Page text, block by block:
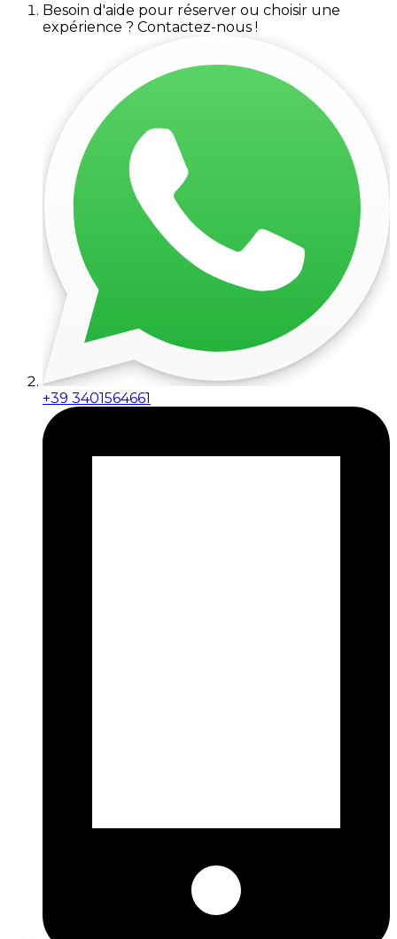
Besoin d'aide pour réserver ou choisir une
expérience ? Contactez-nous !
+39 3401564661